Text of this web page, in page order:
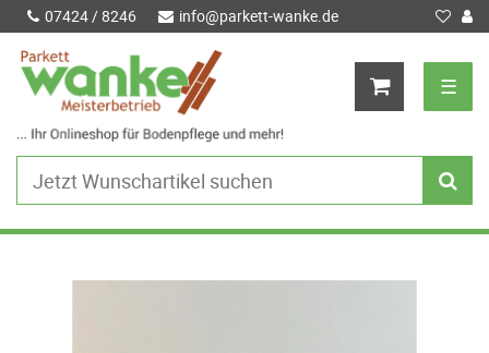
07424 / 8246 info@parkett-wanke.de
☰